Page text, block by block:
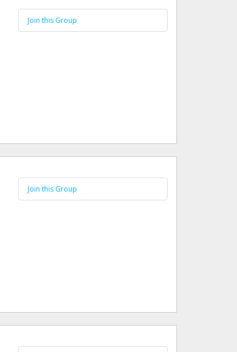
Join this Group
Join this Group